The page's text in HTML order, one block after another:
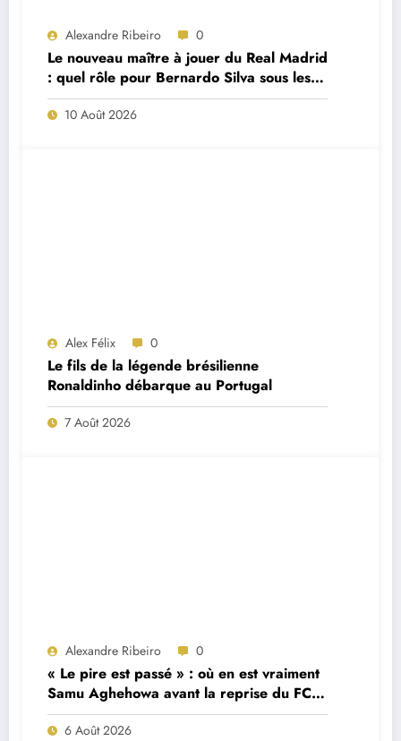
Alexandre Ribeiro 0
Le nouveau maître à jouer du Real Madrid
: quel rôle pour Bernardo Silva sous les
ordres de José Mourinho ?
10 Août 2026
Alex Félix 0
Le fils de la légende brésilienne
Ronaldinho débarque au Portugal
7 Août 2026
Alexandre Ribeiro 0
« Le pire est passé » : où en est vraiment
Samu Aghehowa avant la reprise du FC
Porto ?
6 Août 2026